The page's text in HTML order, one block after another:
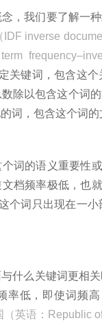
我们要了解一种
IDF inverse
关键词，包含这
除以包含这个词
词，包含这个词
的语义重要性或
档频率极低，也
个词只出现在一
么关键词更相关
率低，即使词频
（英语：Republic